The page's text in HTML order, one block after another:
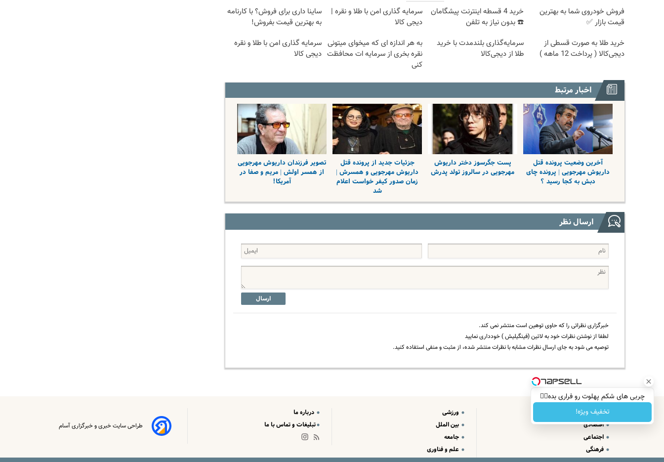
چربی های شکم پهلوت رو فراری بده👌🏻
تخفیف ویژه!
فروش خودروی شما به بهترین
قیمت بازار ✅
خرید 4 قسطه اینترنت پیشگامان
☎️ بدون نیاز به تلفن
سرمایه گذاری امن با طلا و نقره |
دیجی کالا
ساینا داری برای فروش؟ با کارنامه
به بهترین قیمت بفروش!
خرید طلا به صورت قسطی از
دیجی‌کالا ( پرداخت 12 ماهه )
سرمایه‌گذاری بلندمدت با خرید
طلا از دیجی‌کالا
به هر اندازه ای که میخوای میتونی
نقره بخری از سرمایه ات محافظت
کنی
سرمایه گذاری امن با طلا و نقره
دیجی کالا
اخبار مرتبط
آخرین وضعیت پرونده قتل
داریوش مهرجویی | پرونده چای
دبش به کجا رسید ؟
پست جگرسوز دختر داریوش
مهرجویی در سالروز تولد پدرش
جزئیات جدید از پرونده قتل
داریوش مهرجویی و همسرش |
زمان صدور کیفر خواست اعلام
شد
تصویر فرزندان داریوش مهرجویی
از همسر اولش | مریم و صفا در
آمریکا!
ارسال نظر
ارسال
خبرگزاری نظراتی را که حاوی توهین است منتشر نمی کند.
لطفا از نوشتن نظرات خود به لاتین (فینگیلیش ) خودداری نمایید
توصیه می شود به جای ارسال نظرات مشابه با نظرات منتشر شده، از مثبت و منفی استفاده کنید.
سیاسی
اقتصادی
اجتماعی
فرهنگی
ورزشی
بین الملل
جامعه
علم و فناوری
درباره ما
تبلیغات و تماس با ما
طراحی سایت خبری و خبرگزاری آسام